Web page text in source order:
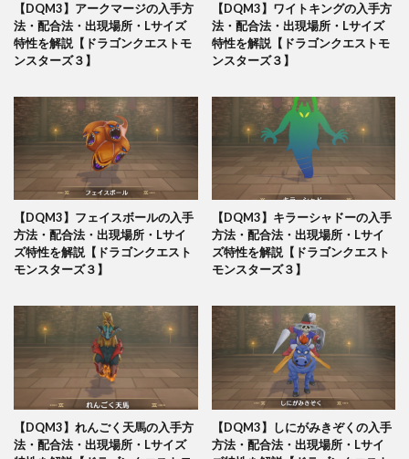
【DQM3】アークマージの入手方
法・配合法・出現場所・Lサイズ
特性を解説【ドラゴンクエストモ
ンスターズ３】
【DQM3】ワイトキングの入手方
法・配合法・出現場所・Lサイズ
特性を解説【ドラゴンクエストモ
ンスターズ３】
【DQM3】フェイスボールの入手
方法・配合法・出現場所・Lサイ
ズ特性を解説【ドラゴンクエスト
モンスターズ３】
【DQM3】キラーシャドーの入手
方法・配合法・出現場所・Lサイ
ズ特性を解説【ドラゴンクエスト
モンスターズ３】
【DQM3】れんごく天馬の入手方
法・配合法・出現場所・Lサイズ
【DQM3】しにがみきぞくの入手
方法・配合法・出現場所・Lサイ